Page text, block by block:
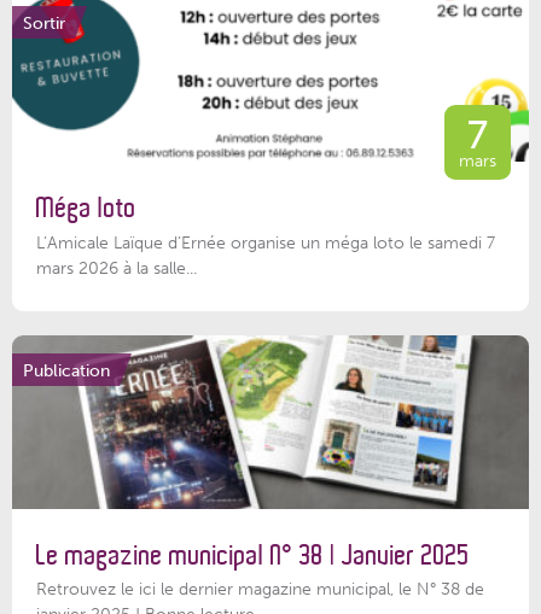
Sortir
7
mars
Méga loto
L’Amicale Laïque d’Ernée organise un méga loto le samedi 7
mars 2026 à la salle...
Publication
Le magazine municipal N° 38 | Janvier 2025
Retrouvez le ici le dernier magazine municipal, le N° 38 de